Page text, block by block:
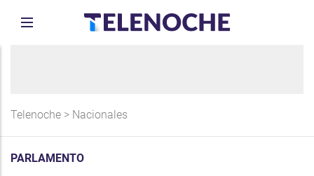
Telenoche > Nacionales
PARLAMENTO